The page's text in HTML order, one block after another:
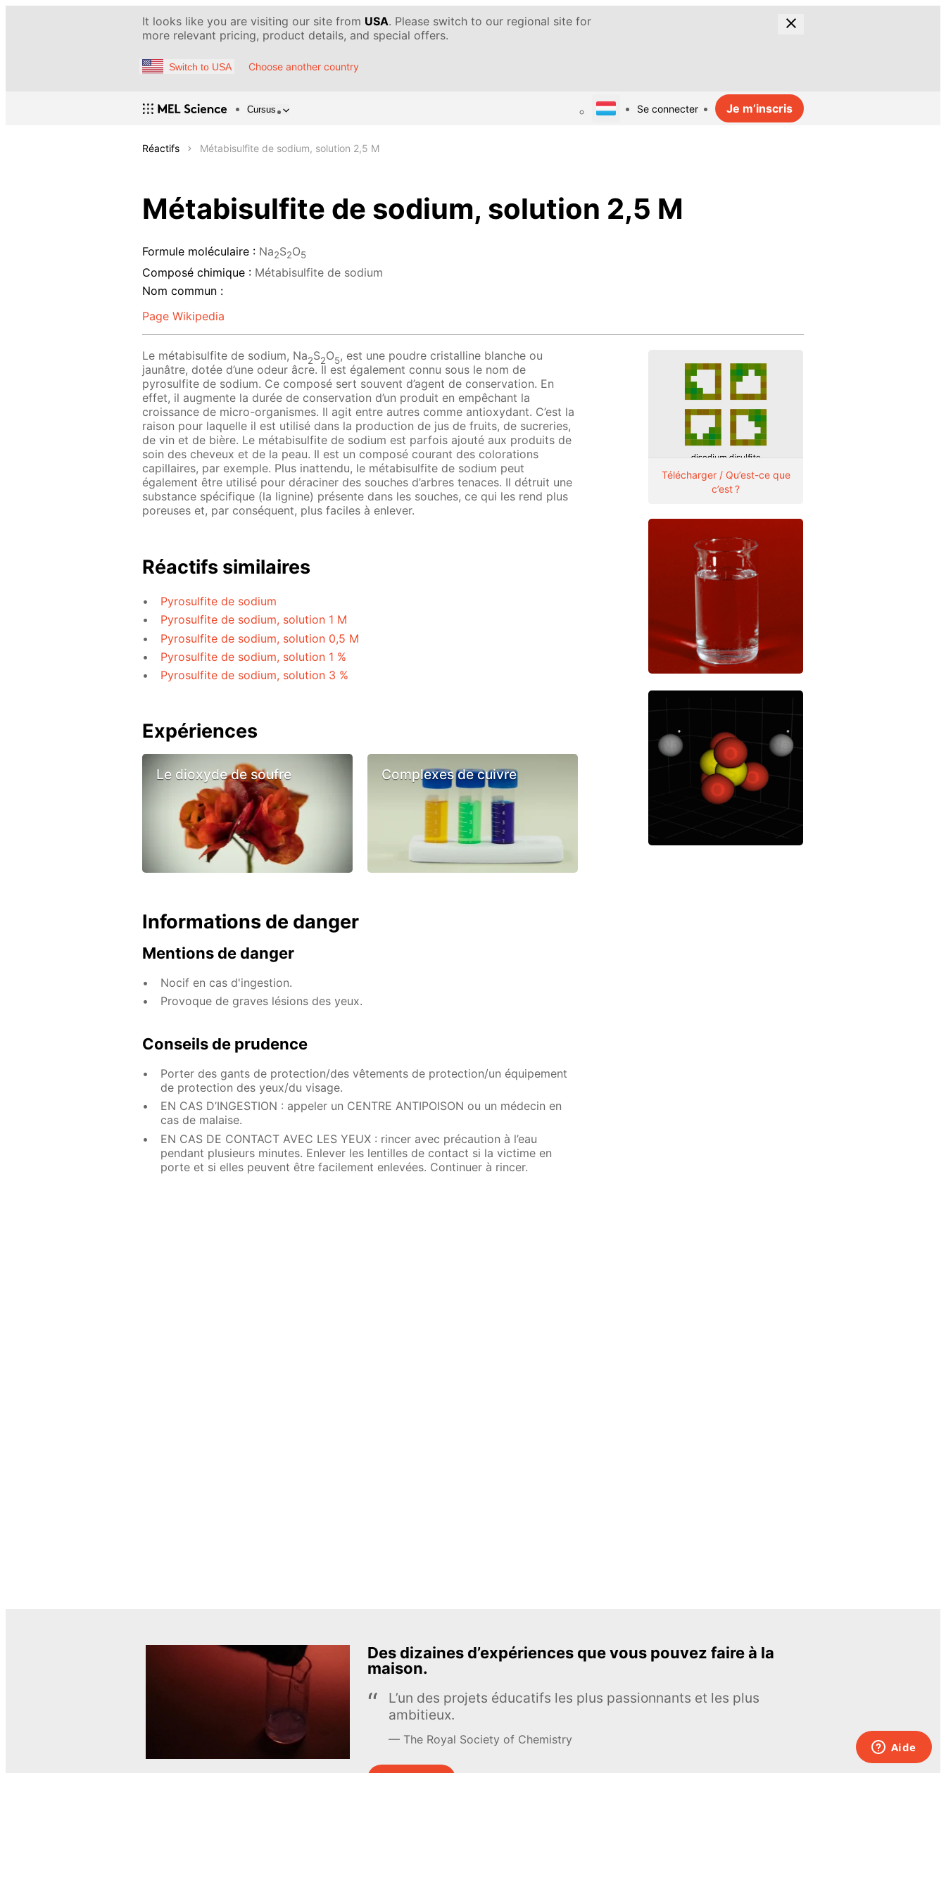
It looks like you are visiting our site from USA. Please switch to our regional site for
more relevant pricing, product details, and special offers.
Switch to USA Choose another country
Cursus Se connecter Je m’inscris
Réactifs Métabisulfite de sodium, solution 2,5 M
Métabisulfite de sodium, solution 2,5 M
Formule moléculaire : Na2S2O5
Composé chimique : Métabisulfite de sodium
Nom commun :
Page Wikipedia
Le métabisulfite de sodium, Na2S2O5, est une poudre cristalline blanche ou
jaunâtre, dotée d’une odeur âcre. Il est également connu sous le nom de
pyrosulfite de sodium. Ce composé sert souvent d’agent de conservation. En
effet, il augmente la durée de conservation d’un produit en empêchant la
croissance de micro-organismes. Il agit entre autres comme antioxydant. C’est la
raison pour laquelle il est utilisé dans la production de jus de fruits, de sucreries,
de vin et de bière. Le métabisulfite de sodium est parfois ajouté aux produits de
soin des cheveux et de la peau. Il est un composé courant des colorations
capillaires, par exemple. Plus inattendu, le métabisulfite de sodium peut
également être utilisé pour déraciner des souches d’arbres tenaces. Il détruit une
substance spécifique (la lignine) présente dans les souches, ce qui les rend plus
poreuses et, par conséquent, plus faciles à enlever.
Réactifs similaires
Pyrosulfite de sodium
Pyrosulfite de sodium, solution 1 M
Pyrosulfite de sodium, solution 0,5 M
Pyrosulfite de sodium, solution 1 %
Pyrosulfite de sodium, solution 3 %
Expériences
Le dioxyde de soufre Complexes de cuivre
Informations de danger
Mentions de danger
Nocif en cas d'ingestion.
Provoque de graves lésions des yeux.
Conseils de prudence
Porter des gants de protection/des vêtements de protection/un équipement
de protection des yeux/du visage.
EN CAS D’INGESTION : appeler un CENTRE ANTIPOISON ou un médecin en
cas de malaise.
EN CAS DE CONTACT AVEC LES YEUX : rincer avec précaution à l’eau
pendant plusieurs minutes. Enlever les lentilles de contact si la victime en
porte et si elles peuvent être facilement enlevées. Continuer à rincer.
Télécharger / Qu’est-ce que
c’est ?
Des dizaines d’expériences que vous pouvez faire à la
maison.
L’un des projets éducatifs les plus passionnants et les plus
ambitieux.
The Royal Society of Chemistry